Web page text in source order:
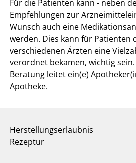
Für die Patienten kann - neben
Empfehlungen zur
Wunsch auch eine
werden. Dies kann für Patienten
verschiedenen Ärzten eine
verordnet bekamen, wichtig
Beratung leitet ein(e)
Apotheke.
Herstellungserlaubnis
Rezeptur